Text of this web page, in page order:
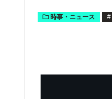
時事・ニュース #